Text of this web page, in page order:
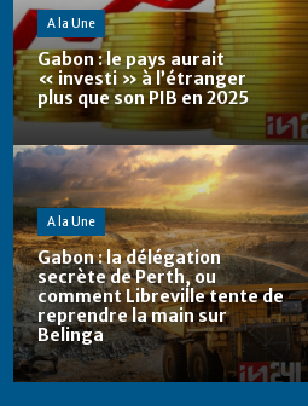
A la Une
Gabon : le pays aurait
« investi » à l’étranger
plus que son PIB en 2025
A la Une
Gabon : la délégation
secrète de Perth, ou
comment Libreville tente de
reprendre la main sur
Belinga